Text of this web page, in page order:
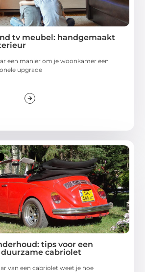
tv meubel: handgemaakt
een manier om je woonkamer een
upgrade
tips voor een
cabriolet
van een cabriolet weet je hoe